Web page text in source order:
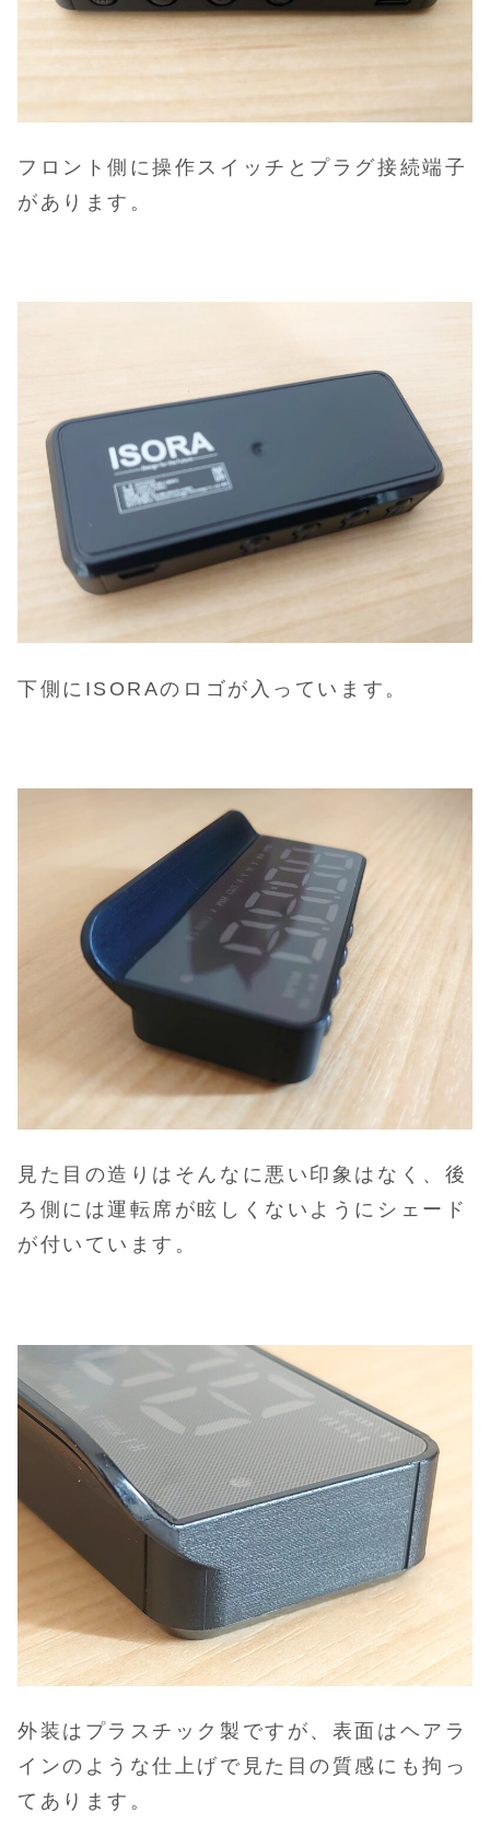
フロント側に操作スイッチとプラグ接続端子
があります。
下側にISORAのロゴが入っています。
見た目の造りはそんなに悪い印象はなく、後
ろ側には運転席が眩しくないようにシェード
が付いています。
外装はプラスチック製ですが、表面はヘアラ
インのような仕上げで見た目の質感にも拘っ
てあります。